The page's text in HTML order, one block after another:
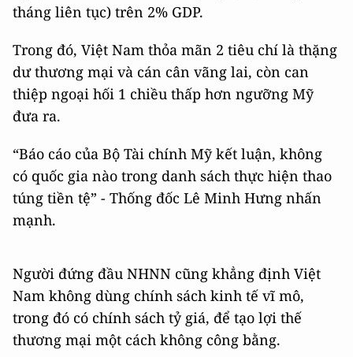
tháng liên tục) trên 2% GDP.
Trong đó, Việt Nam thỏa mãn 2 tiêu chí là thặng
dư thương mại và cán cân vãng lai, còn can
thiệp ngoại hối 1 chiều thấp hơn ngưỡng Mỹ
đưa ra.
“Báo cáo của Bộ Tài chính Mỹ kết luận, không
có quốc gia nào trong danh sách thực hiện thao
túng tiền tệ” - Thống đốc Lê Minh Hưng nhấn
mạnh.
Người đứng đầu NHNN cũng khẳng định Việt
Nam không dùng chính sách kinh tế vĩ mô,
trong đó có chính sách tỷ giá, để tạo lợi thế
thương mại một cách không công bằng.